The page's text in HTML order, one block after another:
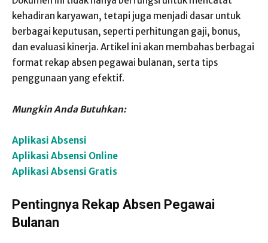
kehadiran karyawan, tetapi juga menjadi dasar untuk
berbagai keputusan, seperti perhitungan gaji, bonus,
dan evaluasi kinerja. Artikel ini akan membahas berbagai
format rekap absen pegawai bulanan, serta tips
penggunaan yang efektif.
Mungkin Anda Butuhkan:
Aplikasi Absensi
Aplikasi Absensi Online
Aplikasi Absensi Gratis
Pentingnya Rekap Absen Pegawai
Bulanan